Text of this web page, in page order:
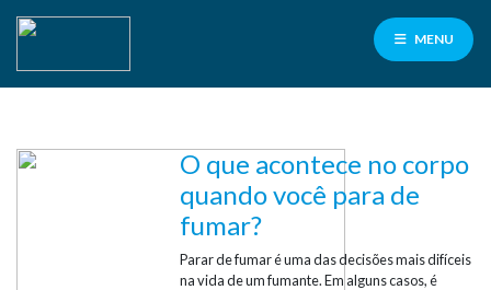
MENU
Facilitépara
servidoresPMCG
O que acontece no corpo
quando você para de
fumar?
Parar de fumar é uma das decisões mais difíceis
na vida de um fumante. Em alguns casos, é